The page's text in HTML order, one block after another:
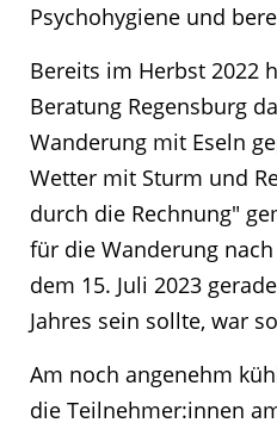
Psychohygiene und
Bereits im Herbst 2022
Beratung Regensburg
Wanderung mit Eseln
Wetter mit Sturm und
durch die Rechnung"
für die Wanderung
dem 15. Juli 2023
Jahres sein sollte, war
Am noch angenehm
die Teilnehmer:innen